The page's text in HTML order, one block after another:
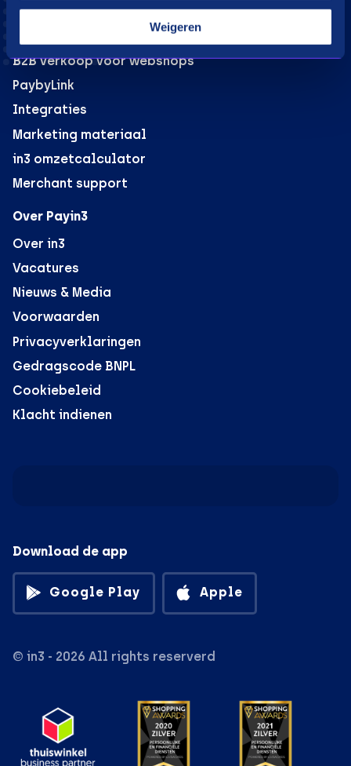
Weigeren
Webshops
B2B verkoop voor webshops
PaybyLink
Integraties
Marketing materiaal
in3 omzetcalculator
Merchant support
Over Payin3
Over in3
Vacatures
Nieuws & Media
Voorwaarden
Privacyverklaringen
Gedragscode BNPL
Cookiebeleid
Klacht indienen
Download de app
Google Play Apple
© in3 - 2026 All rights reserverd